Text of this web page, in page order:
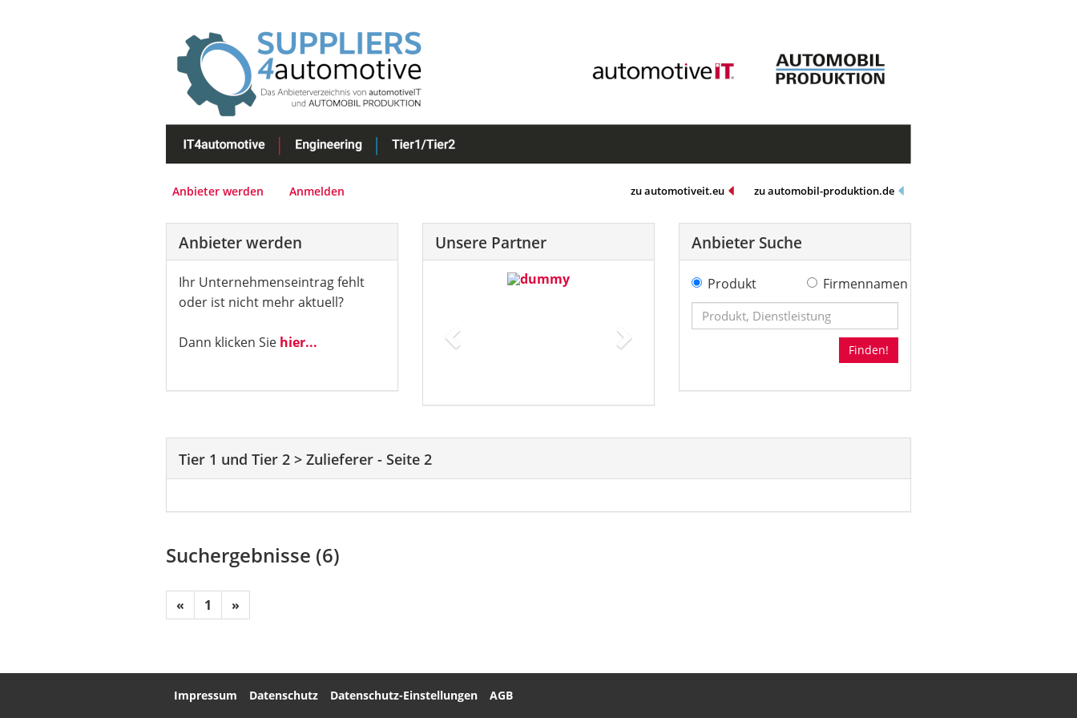
Anbieter werden Anmelden zu automotiveit.eu zu automobil-produktion.de
Anbieter werden
Ihr Unternehmenseintrag fehlt
oder ist nicht mehr aktuell?
Dann klicken Sie hier...
Unsere Partner
Previous
Anbieter Suche
Produkt Firmennamen
Finden!
Tier 1 und Tier 2 > Zulieferer - Seite 2
Suchergebnisse (6)
« 1 »
Impressum Datenschutz Datenschutz-Einstellungen AGB